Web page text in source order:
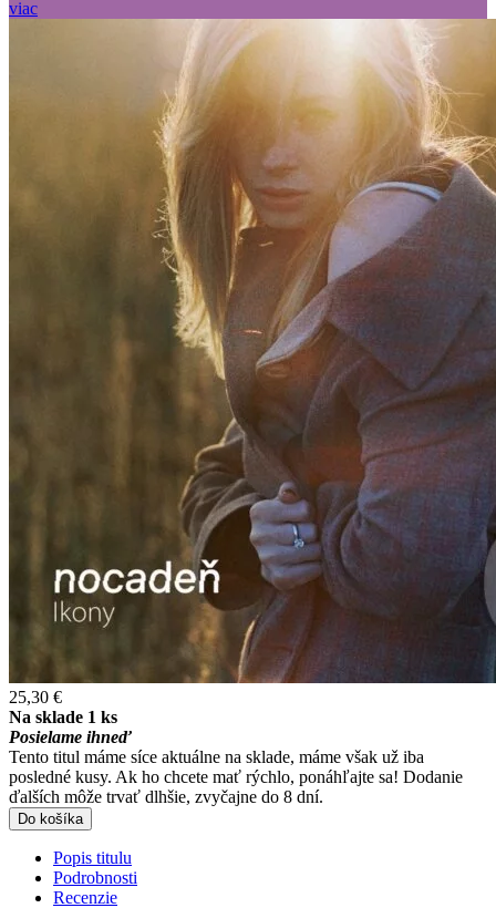
25,30 €
Na sklade 1 ks
Posielame ihneď
Tento titul máme síce aktuálne na sklade, máme však už iba
posledné kusy. Ak ho chcete mať rýchlo, ponáhľajte sa! Dodanie
ďalších môže trvať dlhšie, zvyčajne do 8 dní.
Do košíka
Popis titulu
Podrobnosti
Recenzie